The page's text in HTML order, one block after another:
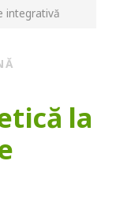
integrativă
la